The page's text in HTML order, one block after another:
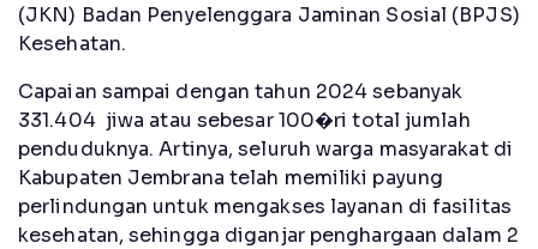
(JKN) Badan Penyelenggara Jaminan Sosial (BPJS)
Kesehatan.
Capaian sampai dengan tahun 2024 sebanyak
331.404 jiwa atau sebesar 100�ri total jumlah
penduduknya. Artinya, seluruh warga masyarakat di
Kabupaten Jembrana telah memiliki payung
perlindungan untuk mengakses layanan di fasilitas
kesehatan, sehingga diganjar penghargaan dalam 2